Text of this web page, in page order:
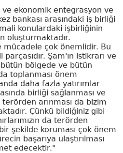
ekonomik entegrasyon ve
bankası arasındaki iş birliği
konulardaki işbirliğinin
oluşturmaktadır.
çok önemlidir. Bu
parçasıdır. Şam'ın istikrarı ve
bölgede ve bütün
toplanması önem
daha fazla yatırımlar
birliği sağlanması ve
arınması da bizim
Çünkü bildiğiniz gibi
da terörden
şekilde koruması çok önem
başarıya ulaştırılması
edecektir."